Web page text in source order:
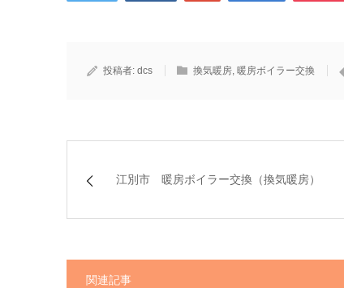
投稿者: dcs 換気暖房, 暖房ボイラー交換
江別市 暖房ボイラー交換（換気暖房）
関連記事